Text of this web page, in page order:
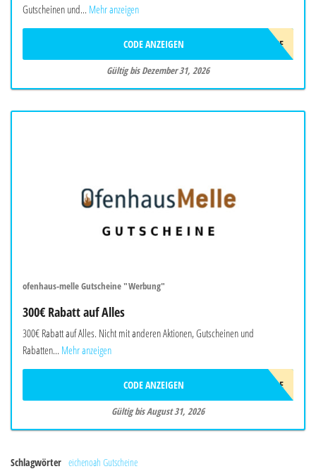
Gutscheinen und... Mehr anzeigen
WELCOME
CODE ANZEIGEN
Gültig bis Dezember 31, 2026
ofenhaus-melle Gutscheine "Werbung"
300€ Rabatt auf Alles
300€ Rabatt auf Alles. Nicht mit anderen Aktionen, Gutscheinen und
Rabatten... Mehr anzeigen
900STYLE
CODE ANZEIGEN
Gültig bis August 31, 2026
Schlagwörter eichenoah Gutscheine